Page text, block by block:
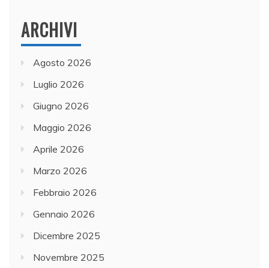
ARCHIVI
Agosto 2026
Luglio 2026
Giugno 2026
Maggio 2026
Aprile 2026
Marzo 2026
Febbraio 2026
Gennaio 2026
Dicembre 2025
Novembre 2025